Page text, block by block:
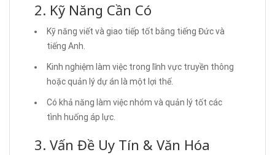
2. Kỹ Năng Cần Có
Kỹ năng viết và giao tiếp tốt bằng tiếng Đức và
tiếng Anh.
Kinh nghiệm làm việc trong lĩnh vực truyền thông
hoặc quản lý dự án là một lợi thế.
Có khả năng làm việc nhóm và quản lý tốt các
tình huống áp lực.
3. Vấn Đề Uy Tín & Văn Hóa